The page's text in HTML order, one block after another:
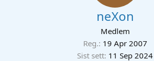
neXon
Medlem
Reg. 19 Apr 2007
Sist sett 11 Sep 2024